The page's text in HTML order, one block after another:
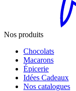
Nos produits
Chocolats
Macarons
Épicerie
Idées Cadeaux
Nos catalogues